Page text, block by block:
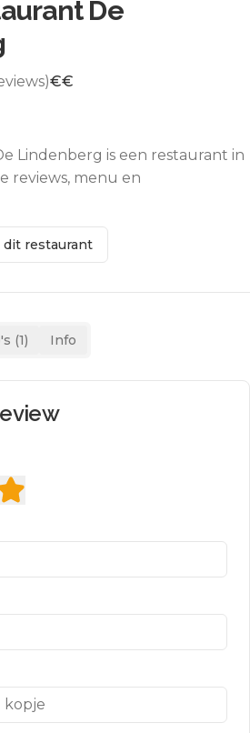
De
€€
Lindenberg is een restaurant in
reviews, menu en
dit restaurant
(1) Info